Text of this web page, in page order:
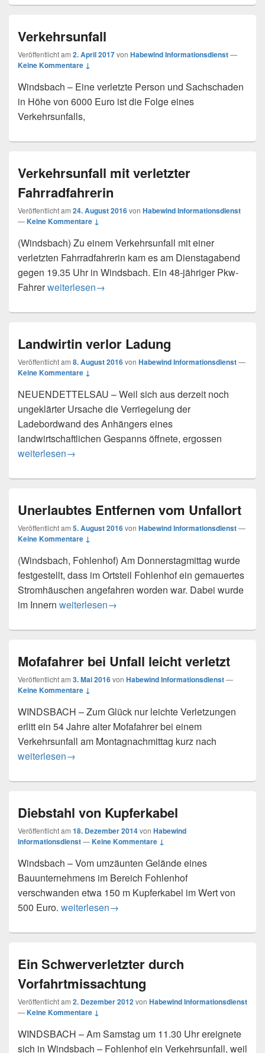
Verkehrsunfall
Veröffentlicht am 2. April 2017von Habewind Informationsdienst—
Keine Kommentare ↓
Windsbach – Eine verletzte Person und Sachschaden
in Höhe von 6000 Euro ist die Folge eines
Verkehrsunfalls,
Verkehrsunfall mit verletzter
Fahrradfahrerin
Veröffentlicht am 24. August 2016von Habewind Informationsdienst
—Keine Kommentare ↓
(Windsbach) Zu einem Verkehrsunfall mit einer
verletzten Fahrradfahrerin kam es am Dienstagabend
gegen 19.35 Uhr in Windsbach. Ein 48-jähriger Pkw-
FahrerVerkehrsunfall mit verletzter Fahrradfahrerin
weiterlesen→
Landwirtin verlor Ladung
Veröffentlicht am 8. August 2016von Habewind Informationsdienst—
Keine Kommentare ↓
NEUENDETTELSAU – Weil sich aus derzeit noch
ungeklärter Ursache die Verriegelung der
Ladebordwand des Anhängers eines
landwirtschaftlichen Gespanns öffnete, ergossen
Landwirtin verlor Ladung
weiterlesen→
Unerlaubtes Entfernen vom Unfallort
Veröffentlicht am 5. August 2016von Habewind Informationsdienst—
Keine Kommentare ↓
(Windsbach, Fohlenhof) Am Donnerstagmittag wurde
festgestellt, dass im Ortsteil Fohlenhof ein gemauertes
Stromhäuschen angefahren worden war. Dabei wurde
im Innern Unerlaubtes Entfernen vom Unfallort
weiterlesen→
Mofafahrer bei Unfall leicht verletzt
Veröffentlicht am 3. Mai 2016von Habewind Informationsdienst—
Keine Kommentare ↓
WINDSBACH – Zum Glück nur leichte Verletzungen
erlitt ein 54 Jahre alter Mofafahrer bei einem
Verkehrsunfall am Montagnachmittag kurz nach
Mofafahrer bei Unfall leicht verletzt
weiterlesen→
Diebstahl von Kupferkabel
Veröffentlicht am 18. Dezember 2014von Habewind
Informationsdienst—Keine Kommentare ↓
Windsbach – Vom umzäunten Gelände eines
Bauunternehmens im Bereich Fohlenhof
verschwanden etwa 150 m Kupferkabel im Wert von
500 Euro. Diebstahl von Kupferkabel
weiterlesen→
Ein Schwerverletzter durch
Vorfahrtmissachtung
Veröffentlicht am 2. Dezember 2012von Habewind Informationsdienst
—Keine Kommentare ↓
WINDSBACH – Am Samstag um 11.30 Uhr ereignete
sich in Windsbach – Fohlenhof ein Verkehrsunfall, weil